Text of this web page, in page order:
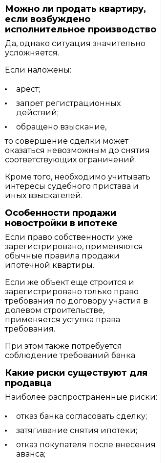
Можно ли продать квартиру,
если возбуждено
исполнительное производство
Да, однако ситуация значительно
усложняется.
Если наложены:
арест;
запрет регистрационных
действий;
обращено взыскание,
то совершение сделки может
оказаться невозможным до снятия
соответствующих ограничений.
Кроме того, необходимо учитывать
интересы судебного пристава и
иных взыскателей.
Особенности продажи
новостройки в ипотеке
Если право собственности уже
зарегистрировано, применяются
обычные правила продажи
ипотечной квартиры.
Если же объект еще строится и
зарегистрировано только право
требования по договору участия в
долевом строительстве,
применяется уступка права
требования.
При этом также потребуется
соблюдение требований банка.
Какие риски существуют для
продавца
Наиболее распространенные риски:
отказ банка согласовать сделку;
затягивание снятия ипотеки;
отказ покупателя после внесения
аванса;